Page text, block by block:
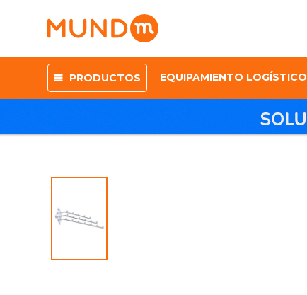
PRODUCTOS EQUIPAMIENTO LOGÍSTICO